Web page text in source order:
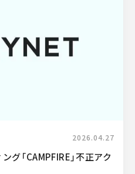
2026.04.27
グ「CAMPFIRE」不正アク